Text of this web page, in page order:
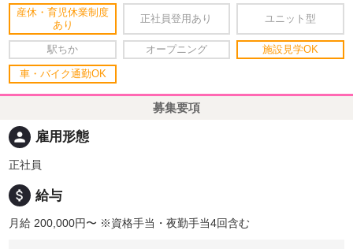
産休・育児休業制度
あり
正社員登用あり ユニット型
駅ちか オープニング 施設見学OK
車・バイク通勤OK
募集要項
person 雇用形態
正社員
attach_money 給与
月給 200,000円〜 ※資格手当・夜勤手当4回含む